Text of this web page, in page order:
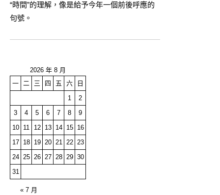
“時間”的理解，像是給予今年一個前後呼應的
句號。
2026 年 8 月
一 二 三 四 五 六
日
1
2
3
4 5 6 7 8
9
10
11 12 13 14 15
16
17
18 19 20 21 22 23
24 25 26 27 28 29 30
31
« 7 月